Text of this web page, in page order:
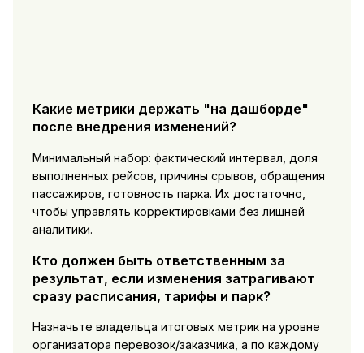
Какие метрики держать "на дашборде"
после внедрения изменений?
Минимальный набор: фактический интервал, доля
выполненных рейсов, причины срывов, обращения
пассажиров, готовность парка. Их достаточно,
чтобы управлять корректировками без лишней
аналитики.
Кто должен быть ответственным за
результат, если изменения затрагивают
сразу расписания, тарифы и парк?
Назначьте владельца итоговых метрик на уровне
организатора перевозок/заказчика, а по каждому